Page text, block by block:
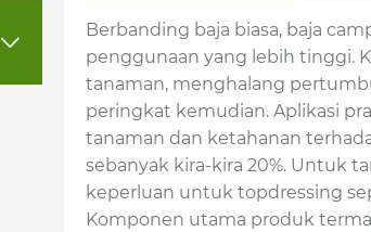

Berbanding baja biasa, baja
penggunaan yang lebih tinggi.
tanaman, menghalang
peringkat kemudian. Aplikasi
tanaman dan ketahanan
sebanyak kira-kira 20%. Untuk
keperluan untuk topdressing
Komponen utama produk